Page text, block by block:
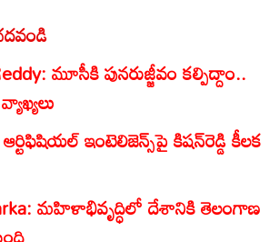
మూసీకి పునరుజ్జీవం కల్పిద్దాం..
ఇంటెలిజెన్స్‌పై కిషన్‌రెడ్డి కీలక
మహిళాభివృద్ధిలో దేశానికి తెలంగాణ